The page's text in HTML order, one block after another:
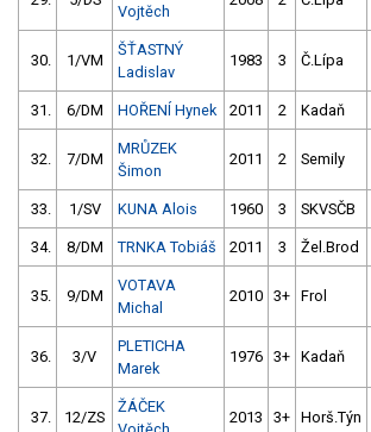
Vojtěch
30. 1/VM
ŠŤASTNÝ
Ladislav
1983 3 Č.Lípa
31. 6/DM HOŘENÍ Hynek 2011 2 Kadaň
32. 7/DM
MRŮZEK
Šimon
2011 2 Semily
33. 1/SV KUNA Alois 1960 3 SKVSČB
34. 8/DM TRNKA Tobiáš 2011 3 Žel.Brod
35. 9/DM
VOTAVA
Michal
2010 3+ Frol
36. 3/V
PLETICHA
Marek
1976 3+ Kadaň
37. 12/ZS
ŽÁČEK
2013 3+ Horš.Týn